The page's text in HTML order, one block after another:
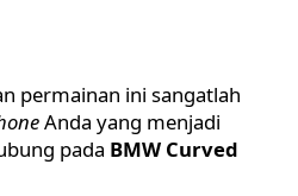
permainan ini sangatlah
Anda yang menjadi
pada BMW Curved